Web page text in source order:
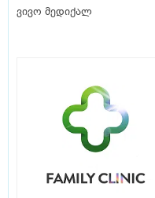
ვივო მედიქალ